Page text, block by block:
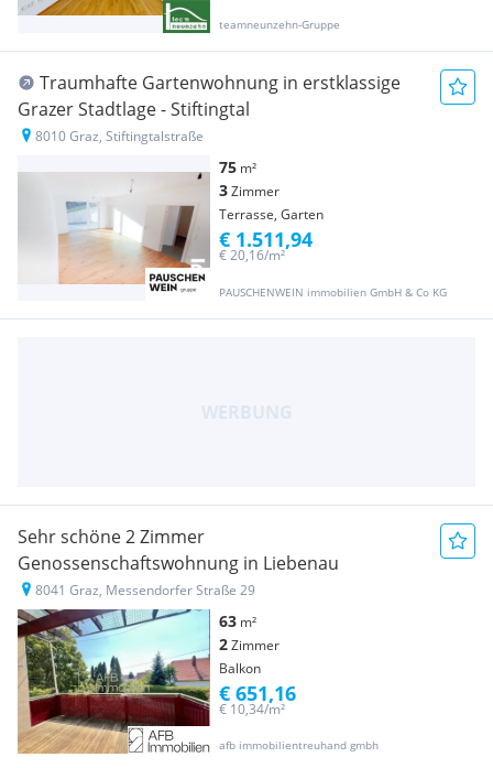
teamneunzehn-Gruppe
Traumhafte Gartenwohnung in erstklassige
Grazer Stadtlage - Stiftingtal
8010 Graz, Stiftingtalstraße
75 m²
3Zimmer
Terrasse, Garten
PAUSCHENWEIN immobilien GmbH & Co KG
€ 20,16/m²
€ 1.511,94
Sehr schöne 2 Zimmer
Genossenschaftswohnung in Liebenau
8041 Graz, Messendorfer Straße 29
63 m²
2Zimmer
Balkon
afb immobilientreuhand gmbh
€ 10,34/m²
€ 651,16